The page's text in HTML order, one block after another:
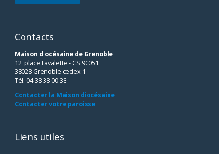
Contacts
Maison diocésaine de Grenoble
12, place Lavalette - CS 90051
38028 Grenoble cedex 1
Tél. 04 38 38 00 38
Contacter la Maison diocésaine
Contacter votre paroisse
Liens utiles